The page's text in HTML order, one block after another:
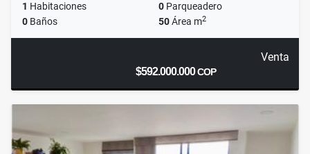
1 Habitaciones 0 Parqueadero
0 Baños 50Área m2
Venta
$592.000.000COP